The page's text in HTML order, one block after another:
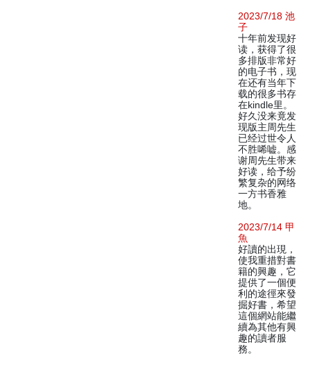
2023/7/18 池
子
十年前发现好
读，获得了很
多排版非常好
的电子书，现
在还有当年下
载的很多书存
在kindle里。
好久没来竟发
现版主周先生
已经过世令人
不胜唏嘘。感
谢周先生带来
好读，给予纷
繁复杂的网络
一方书香雅
地。
2023/7/14 甲
魚
好讀的出現，
使我重措對書
籍的興趣，它
提供了一個便
利的途徑來發
掘好書，希望
這個網站能繼
續為其他有興
趣的讀者服
務。